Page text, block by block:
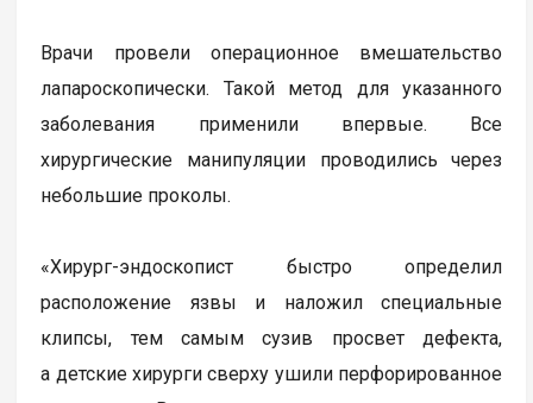
Врачи провели операционное вмешательство
лапароскопически. Такой метод для указанного
заболевания применили впервые. Все
хирургические манипуляции проводились через
небольшие проколы.
«Хирург-эндоскопист быстро определил
расположение язвы и наложил специальные
клипсы, тем самым сузив просвет дефекта,
а детские хирурги сверху ушили перфорированное